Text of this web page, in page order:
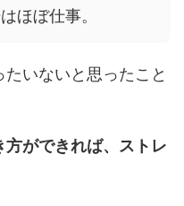
ほぼ仕事。
いないと思ったこと
方ができれば、ストレ